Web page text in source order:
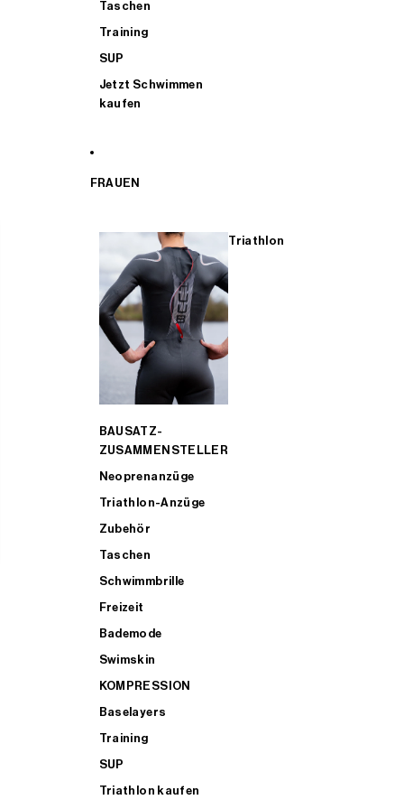
Taschen
Training
SUP
Jetzt Schwimmen
kaufen
FRAUEN
Triathlon
BAUSATZ-
ZUSAMMENSTELLER
Neoprenanzüge
Triathlon-Anzüge
Zubehör
Taschen
Schwimmbrille
Freizeit
Bademode
Swimskin
KOMPRESSION
Baselayers
Training
SUP
Triathlon kaufen